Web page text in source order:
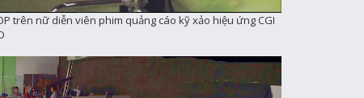
trên nữ diễn viên phim quảng cáo kỹ xảo hiệu ứng CGI